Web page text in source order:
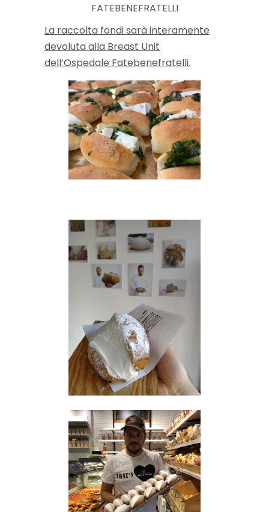
FATEBENEFRATELLI
La raccolta fondi sarà interamente
devoluta alla Breast Unit
dell’Ospedale Fatebenefratelli.